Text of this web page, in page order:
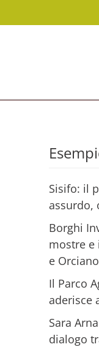
Sisifo: il
assurdo,
Borghi
mostre e
e Orciano
Il Parco
aderisce
Sara
dialogo